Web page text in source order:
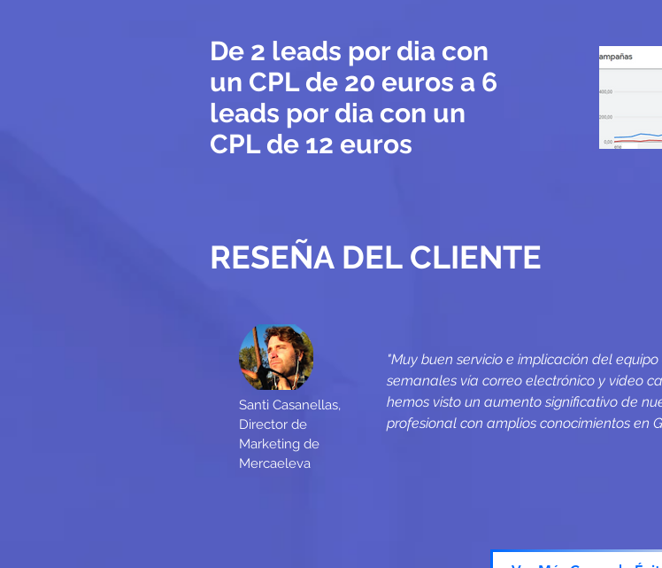
De 2 leads por dia con
un CPL de 20 euros a 6
leads por dia con un
CPL de 12 euros
RESEÑA DEL CLIENTE
Santi Casanellas,
Director de
Marketing de
Mercaeleva
"Muy buen servicio e implicación del
semanales vía correo electrónico y vídeo
hemos visto un aumento significativo de
profesional con amplios conocimientos en